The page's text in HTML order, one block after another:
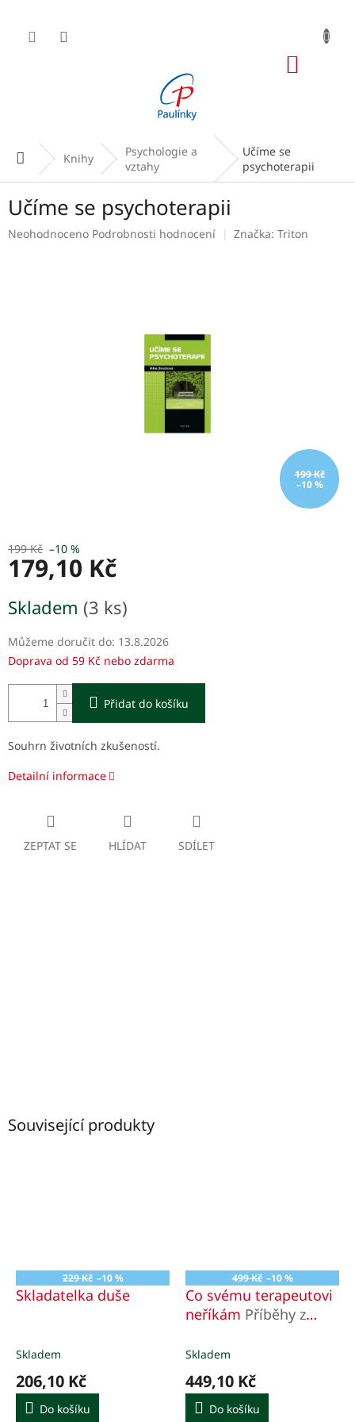
obsah
Domů Knihy
Psychologie a
vztahy
Učíme se
psychoterapii
Učíme se psychoterapii
Průměrné
Neohodnoceno Podrobnosti hodnocení Značka: Triton
199 Kč
–10 %
199 Kč –10 %
179,10 Kč
cena:
Skladem (3 ks)
Můžeme doručit do: 13.8.2026
Doprava od 59 Kč nebo zdarma
Přidat do košíku
Souhrn životních zkušeností.
Detailní informace
ZEPTAT SE HLÍDAT SDÍLET
Související produkty
229 Kč –10 %
Skladatelka duše
Skladem
206,10 Kč
Do košíku
499 Kč –10 %
Co svému terapeutovi
neříkám Příběhy z
Skladem
449,10 Kč
Do košíku